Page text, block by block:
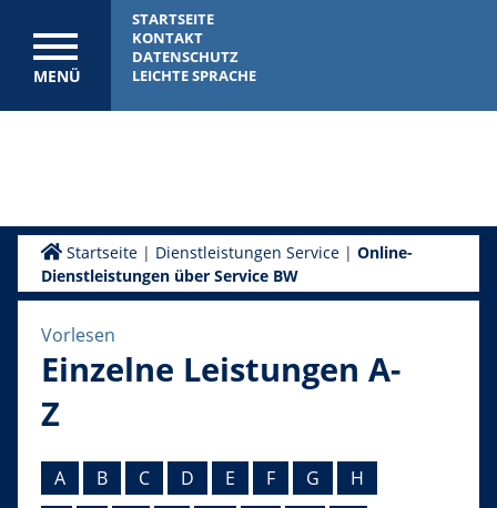
MENÜ
STARTSEITE
KONTAKT
DATENSCHUTZ
LEICHTE SPRACHE
Startseite| Dienstleistungen Service| Online-
Dienstleistungen über Service BW
Vorlesen
Einzelne Leistungen A-
Z
A B C D E F G
H